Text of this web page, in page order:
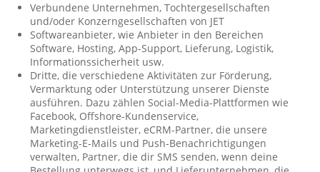
Verbundene Unternehmen, Tochtergesellschaften
und/oder Konzerngesellschaften von JET
Softwareanbieter, wie Anbieter in den Bereichen
Software, Hosting, App-Support, Lieferung, Logistik,
Informationssicherheit usw.
Dritte, die verschiedene Aktivitäten zur Förderung,
Vermarktung oder Unterstützung unserer Dienste
ausführen. Dazu zählen Social-Media-Plattformen wie
Facebook, Offshore-Kundenservice,
Marketingdienstleister, eCRM-Partner, die unsere
Marketing-E-Mails und Push-Benachrichtigungen
verwalten, Partner, die dir SMS senden, wenn deine